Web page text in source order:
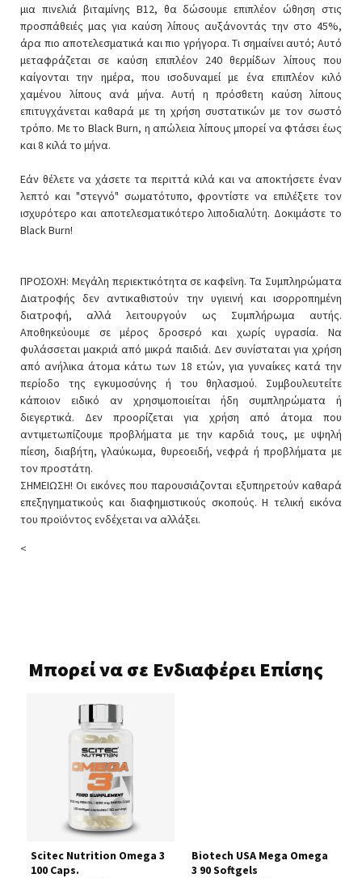
μια πινελιά βιταμίνης Β12, θα δώσουμε επιπλέον ώθηση στις
προσπάθειές μας για καύση λίπους αυξάνοντάς την στο 45%,
άρα πιο αποτελεσματικά και πιο γρήγορα. Τι σημαίνει αυτό; Αυτό
μεταφράζεται σε καύση επιπλέον 240 θερμίδων λίπους που
καίγονται την ημέρα, που ισοδυναμεί με ένα επιπλέον κιλό
χαμένου λίπους ανά μήνα. Αυτή η πρόσθετη καύση λίπους
επιτυγχάνεται καθαρά με τη χρήση συστατικών με τον σωστό
τρόπο. Με το Black Burn, η απώλεια λίπους μπορεί να φτάσει έως
και 8 κιλά το μήνα.
Εάν θέλετε να χάσετε τα περιττά κιλά και να αποκτήσετε έναν
λεπτό και "στεγνό" σωματότυπο, φροντίστε να επιλέξετε τον
ισχυρότερο και αποτελεσματικότερο λιποδιαλύτη. Δοκιμάστε το
Black Burn!
ΠΡΟΣΟΧΗ: Μεγάλη περιεκτικότητα σε καφεΐνη. Τα Συμπληρώματα
Διατροφής δεν αντικαθιστούν την υγιεινή και ισορροπημένη
διατροφή, αλλά λειτουργούν ως Συμπλήρωμα αυτής.
Αποθηκεύουμε σε μέρος δροσερό και χωρίς υγρασία. Να
φυλάσσεται μακριά από μικρά παιδιά. Δεν συνίσταται για χρήση
από ανήλικα άτομα κάτω των 18 ετών, για γυναίκες κατά την
περίοδο της εγκυμοσύνης ή του θηλασμού. Συμβουλευτείτε
κάποιον ειδικό αν χρησιμοποιείται ήδη συμπληρώματα ή
διεγερτικά. Δεν προορίζεται για χρήση από άτομα που
αντιμετωπίζουμε προβλήματα με την καρδιά τους, με υψηλή
πίεση, διαβήτη, γλαύκωμα, θυρεοειδή, νεφρά ή προβλήματα με
τον προστάτη.
ΣΗΜΕΙΩΣΗ! Οι εικόνες που παρουσιάζονται εξυπηρετούν καθαρά
επεξηγηματικούς και διαφημιστικούς σκοπούς. Η τελική εικόνα
του προϊόντος ενδέχεται να αλλάξει.
<
Μπορεί να σε Ενδιαφέρει Επίσης
Scitec Nutrition Omega 3
100 Caps.
Biotech USA Mega Omega
3 90 Softgels